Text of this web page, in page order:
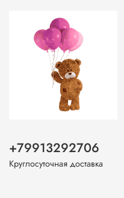
+79913292706
Круглосуточная доставка